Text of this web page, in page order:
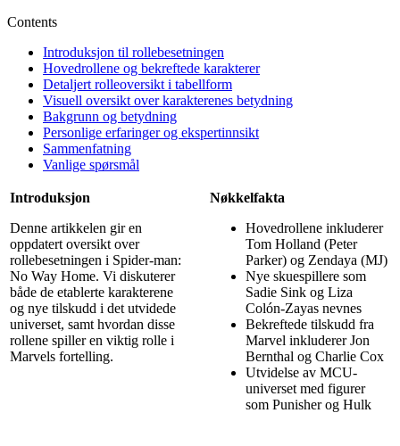
Contents
Introduksjon til rollebesetningen
Hovedrollene og bekreftede karakterer
Detaljert rolleoversikt i tabellform
Visuell oversikt over karakterenes betydning
Bakgrunn og betydning
Personlige erfaringer og ekspertinnsikt
Sammenfatning
Vanlige spørsmål
Introduksjon
Denne artikkelen gir en
oppdatert oversikt over
rollebesetningen i Spider-man:
No Way Home. Vi diskuterer
både de etablerte karakterene
og nye tilskudd i det utvidede
universet, samt hvordan disse
rollene spiller en viktig rolle i
Marvels fortelling.
Nøkkelfakta
Hovedrollene inkluderer
Tom Holland (Peter
Parker) og Zendaya (MJ)
Nye skuespillere som
Sadie Sink og Liza
Colón-Zayas nevnes
Bekreftede tilskudd fra
Marvel inkluderer Jon
Bernthal og Charlie Cox
Utvidelse av MCU-
universet med figurer
som Punisher og Hulk